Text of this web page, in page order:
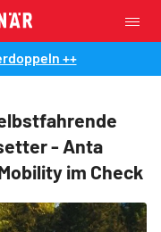
++
- Anta
im Check